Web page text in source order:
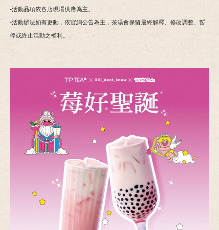
-活動品項依各店現場供應為主。
-活動辦法如有更動，依官網公告為主，茶湯會保留最終解釋、修改調整、暫
停或終止活動之權利。